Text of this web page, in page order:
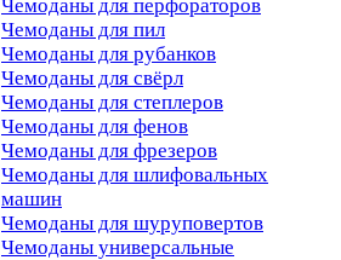
Чемоданы для перфораторов
Чемоданы для пил
Чемоданы для рубанков
Чемоданы для свёрл
Чемоданы для степлеров
Чемоданы для фенов
Чемоданы для фрезеров
Чемоданы для шлифовальных
машин
Чемоданы для шуруповертов
Чемоданы универсальные